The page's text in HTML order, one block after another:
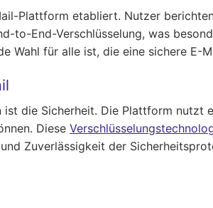
Plattform etabliert. Nutzer
to-End-Verschlüsselung, was
Wahl für alle ist, die eine sichere E-
die Sicherheit. Die Plattform nutzt
Diese
Zuverlässigkeit der